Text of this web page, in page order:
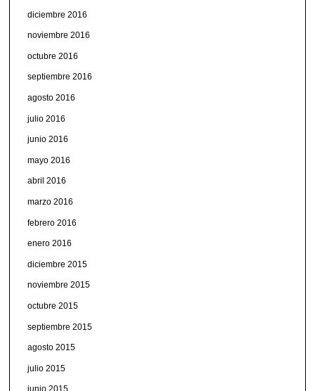
diciembre 2016
noviembre 2016
octubre 2016
septiembre 2016
agosto 2016
julio 2016
junio 2016
mayo 2016
abril 2016
marzo 2016
febrero 2016
enero 2016
diciembre 2015
noviembre 2015
octubre 2015
septiembre 2015
agosto 2015
julio 2015